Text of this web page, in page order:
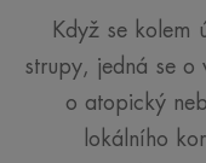
Když se kolem
strupy, jedná se o
o atopický
lokálního